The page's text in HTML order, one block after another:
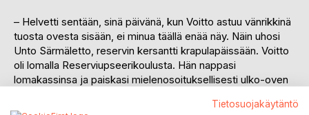
– Helvetti sentään, sinä päivänä, kun Voitto astuu vänrikkinä
tuosta ovesta sisään, ei minua täällä enää näy. Näin uhosi
Unto Särmäletto, reservin kersantti krapulapäissään. Voitto
oli lomalla Reserviupseerikoulusta. Hän nappasi
lomakassinsa ja paiskasi mielenosoituksellisesti ulko-oven
Tietosuojakäytäntö